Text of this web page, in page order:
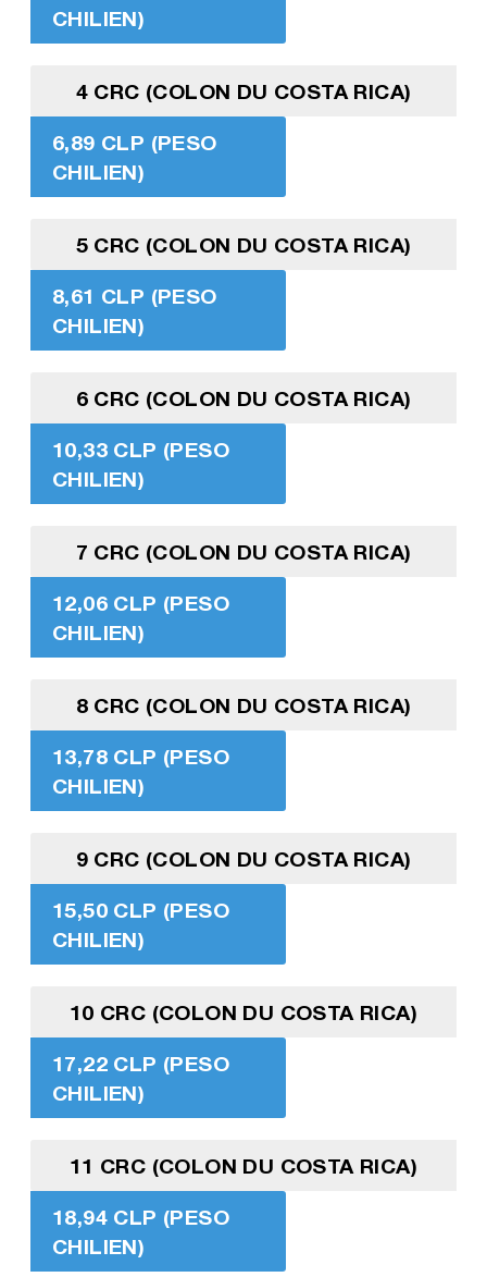
CHILIEN)
4 CRC (COLON DU COSTA RICA)
6,89 CLP (PESO
CHILIEN)
5 CRC (COLON DU COSTA RICA)
8,61 CLP (PESO
CHILIEN)
6 CRC (COLON DU COSTA RICA)
10,33 CLP (PESO
CHILIEN)
7 CRC (COLON DU COSTA RICA)
12,06 CLP (PESO
CHILIEN)
8 CRC (COLON DU COSTA RICA)
13,78 CLP (PESO
CHILIEN)
9 CRC (COLON DU COSTA RICA)
15,50 CLP (PESO
CHILIEN)
10 CRC (COLON DU COSTA RICA)
17,22 CLP (PESO
CHILIEN)
11 CRC (COLON DU COSTA RICA)
18,94 CLP (PESO
CHILIEN)